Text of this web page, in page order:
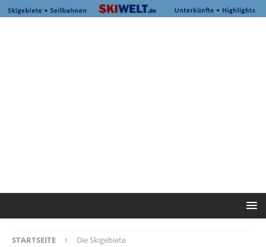
STARTSEITE Die Skigebiete